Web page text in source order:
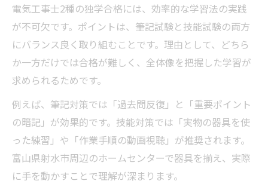
電気工事士2種の独学合格には、効率的な学習法の実践
が不可欠です。ポイントは、筆記試験と技能試験の両方
にバランス良く取り組むことです。理由として、どちら
か一方だけでは合格が難しく、全体像を把握した学習が
求められるためです。
例えば、筆記対策では「過去問反復」と「重要ポイント
の暗記」が効果的です。技能対策では「実物の器具を使
った練習」や「作業手順の動画視聴」が推奨されます。
富山県射水市周辺のホームセンターで器具を揃え、実際
に手を動かすことで理解が深まります。